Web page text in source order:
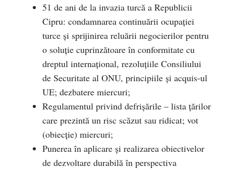
51 de ani de la invazia turcă a Republicii
Cipru: condamnarea continuării ocupației
turce și sprijinirea reluării negocierilor pentru
o soluție cuprinzătoare în conformitate cu
dreptul internațional, rezoluțiile Consiliului
de Securitate al ONU, principiile și acquis-ul
UE; dezbatere miercuri;
Regulamentul privind defrișările – lista țărilor
care prezintă un risc scăzut sau ridicat; vot
(obiecție) miercuri;
Punerea în aplicare și realizarea obiectivelor
de dezvoltare durabilă în perspectiva